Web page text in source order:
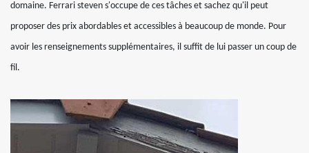
domaine. Ferrari steven s'occupe de ces tâches et sachez qu'il peut
proposer des prix abordables et accessibles à beaucoup de monde. Pour
avoir les renseignements supplémentaires, il suffit de lui passer un coup de
fil.